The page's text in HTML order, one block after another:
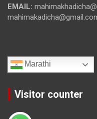
EMAIL:
Marathi
Visitor counter